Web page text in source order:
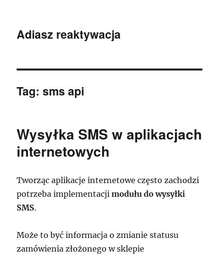
Adiasz reaktywacja
Tag:sms api
Wysyłka SMS w aplikacjach
internetowych
Tworząc aplikacje internetowe często zachodzi
potrzeba implementacjimodułu do wysyłki
SMS.
Może to być informacja o zmianie statusu
zamówienia złożonego w sklepie